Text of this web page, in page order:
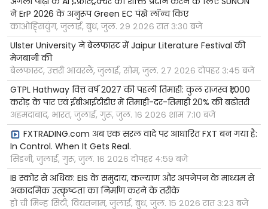
ने ErP 2026 के अनुरूप Green EC पंखे लॉन्च किए
काओह्सियुंग, जुलाई, बुध, जुल. २९ २०२६ रात ३:३० बजे
Ulster University ने बेलफास्ट में Jaipur Literature Festival की
मेजबानी की
बेलफास्ट, उत्तरी आयरलैं, जुलाई, सोम, जुल. २७ २०२६ दोपहर ३:४५ बजे
GTPL Hathway वित्त वर्ष 2027 की पहली तिमाही: कुल राजस्व ₹1,000
करोड़ के पार एवं ईबीआईटीडीए में तिमाही-दर-तिमाही 20% की बढ़ोतरी
अहमदाबाद, भारत, जुलाई, गुरू, जुल. १६ २०२६ शाम ७:१० बजे
FXTRADING.com अब एक सरल वादे पर आधारित FXT बन गया है:
In Control. When It Gets Real.
सिडनी, जुलाई, गुरू, जुल. १६ २०२६ दोपहर ४:५९ बजे
IB स्कोर से अधिक: EIS के समुदाय, कल्याण और अपनेपन के माध्यम से
अकादमिक उत्कृष्टता का निर्माण करने के तरीके
हो ची मिन्ह सिटी, वियतनाम, जुलाई, बुध, जुल. १५ २०२६ रात ३:२३ बजे